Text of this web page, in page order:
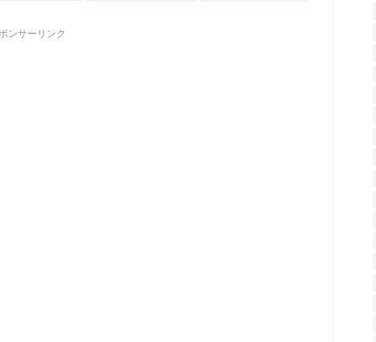
ンサーリンク